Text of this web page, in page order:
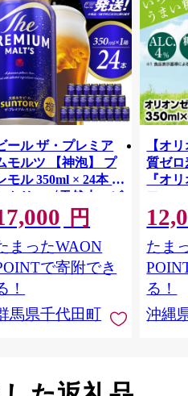
ール ザ・プレミア
モルツ 【神泡】 プ
モル 350ml × 24本 サ
トリー〈天然水のビ
ル工場〉群馬※沖
・離島地域へのお届
不可
円
まったWAON
で寄附でき
！
馬県千代田町
【オ
質ゼロ
『オ
フ』
泡酒
1ケー
ロ ゼ
麦芽3
化し
すめ
重瀬
たま
る！
沖縄